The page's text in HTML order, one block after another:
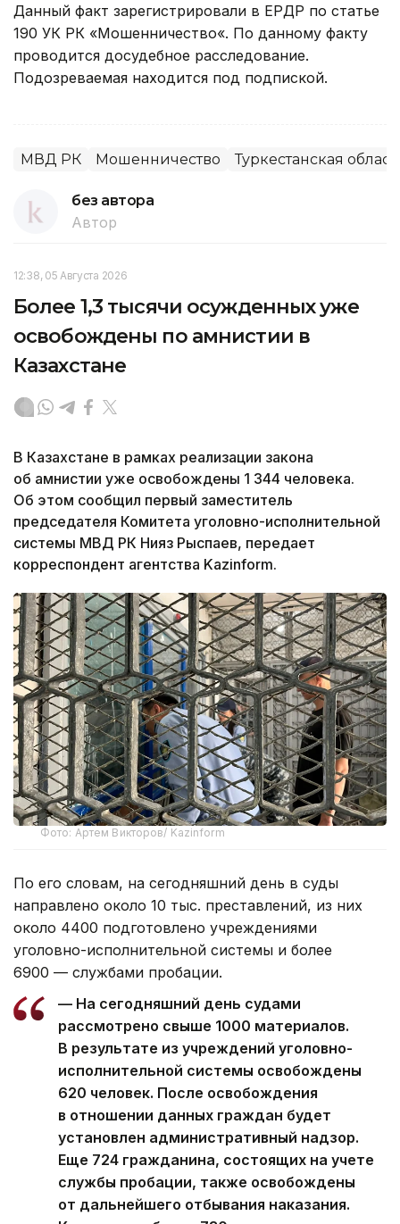
Данный факт зарегистрировали в ЕРДР по статье
190 УК РК «Мошенничество«. По данному факту
проводится досудебное расследование.
Подозреваемая находится под подпиской.
МВД РК Мошенничество Туркестанская
без автора
Автор
12:38, 05 Августа 2026
Более 1,3 тысячи осужденных уже
освобождены по амнистии в
Казахстане
В Казахстане в рамках реализации закона
об амнистии уже освобождены 1 344 человека.
Об этом сообщил первый заместитель
председателя Комитета уголовно-исполнительной
системы МВД РК Нияз Рыспаев, передает
корреспондент агентства Kazinform.
Фото: Артем Викторов/ Kazinform
По его словам, на сегодняшний день в суды
направлено около 10 тыс. преставлений, из них
около 4400 подготовлено учреждениями
уголовно-исполнительной системы и более
6900 — службами пробации.
— На сегодняшний день судами
рассмотрено свыше 1000 материалов.
В результате из учреждений уголовно-
исполнительной системы освобождены
620 человек. После освобождения
в отношении данных граждан будет
установлен административный надзор.
Еще 724 гражданина, состоящих на учете
службы пробации, также освобождены
от дальнейшего отбывания наказания.